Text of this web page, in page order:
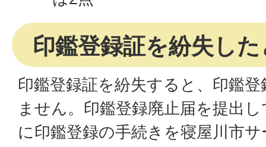
印鑑登録証を紛失し
印鑑登録証を紛失すると、印鑑
ません。印鑑登録廃止届を提出
に印鑑登録の手続きを寝屋川市